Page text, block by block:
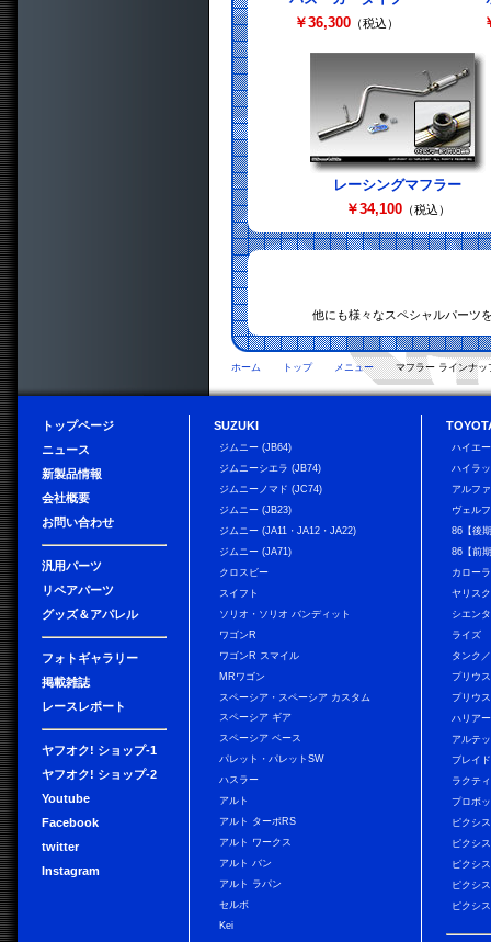
￥36,300 （税込）
レーシングマフラー
￥34,100（税込）
他にも様々なスペシャルパーツ
ホーム トップ メニュー マフラー ラインナッ
トップページ
ニュース
新製品情報
会社概要
お問い合わせ
汎用パーツ
リペアパーツ
グッズ＆アパレル
フォトギャラリー
掲載雑誌
レースレポート
ヤフオク! ショップ-1
ヤフオク! ショップ-2
Youtube
Facebook
twitter
Instagram
SUZUKI
ジムニー (JB64)
ジムニーシエラ (JB74)
ジムニーノマド (JC74)
ジムニー (JB23)
ジムニー (JA11・JA12・JA22)
ジムニー (JA71)
クロスビー
スイフト
ソリオ・ソリオ バンディット
ワゴンR
ワゴンR スマイル
MRワゴン
スペーシア・スペーシア カスタム
スペーシア ギア
スペーシア ベース
パレット・パレットSW
ハスラー
アルト
アルト ターボRS
アルト ワークス
アルト バン
アルト ラパン
セルボ
Kei
ハイエ
ハイラ
アルフ
ヴェル
86【後
86【前
カロー
ヤリス
シエンタ
ライズ
タンク
プリウス
プリウ
ハリアー
アルテ
ブレイド
ラクテ
プロボ
ピクシ
ピクシ
ピクシ
ピクシ
ピクシ